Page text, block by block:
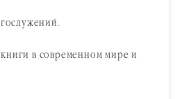
в современном мире и